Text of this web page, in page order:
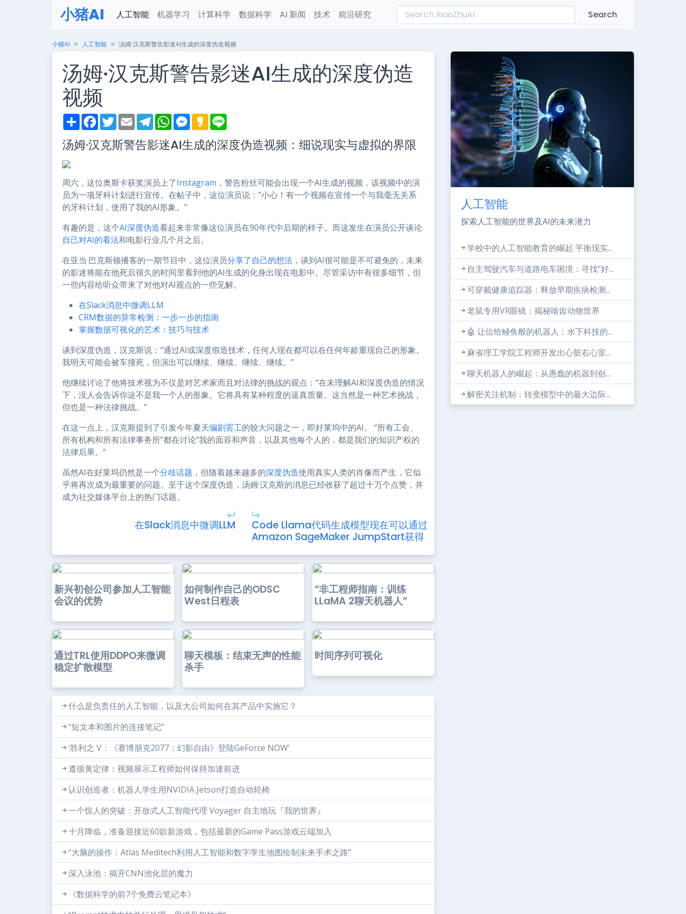
小猪AI 人工智能 机器学习 计算科学 数据科学 AI 新闻 技术 前沿研究 Search
小猪AI 人工智能 汤姆·汉克斯警告影迷AI生成的深度伪造视频
汤姆·汉克斯警告影迷AI生成的深度伪造
视频
S
h
r
e
F
a
e
b
T
w
t
t
E
m
i
T
e
e
g
W
h
t
s
M
e
s
e
r
K
a
a
o
e
汤姆·汉克斯警告影迷AI生成的深度伪造视频：细说现实与虚拟的界限
周六，这位奥斯卡获奖演员上了Instagram ，警告粉丝可能会出现一个AI生成的视频，该视频中的演
员为一项牙科计划进行宣传。在帖子中，这位演员说：“小心！有一个视频在宣传一个与我毫无关系
的牙科计划，使用了我的AI形象。”
有趣的是，这个AI深度伪造看起来非常像这位演员在90年代中后期的样子。而这发生在演员公开谈论
自己对AI的看法和电影行业几个月之后。
在亚当·巴克斯顿播客的一期节目中，这位演员分享了自己的想法 ，谈到AI很可能是不可避免的，未来
的影迷将能在他死后很久的时间里看到他的AI生成的化身出现在电影中。尽管采访中有很多细节，但
一些内容给听众带来了对他对AI观点的一些见解。
在Slack消息中微调LLM
CRM数据的异常检测：一步一步的指南
掌握数据可视化的艺术：技巧与技术
谈到深度伪造，汉克斯说：“通过AI或深度假造技术，任何人现在都可以在任何年龄重现自己的形象。
我明天可能会被车撞死，但演出可以继续、继续、继续、继续。”
他继续讨论了他将技术视为不仅是对艺术家而且对法律的挑战的观点：“在未理解AI和深度伪造的情况
下，没人会告诉你这不是我一个人的形象。它将具有某种程度的逼真质量。这当然是一种艺术挑战，
但也是一种法律挑战。”
在这一点上，汉克斯提到了引发今年夏天编剧罢工的较大问题之一，即好莱坞中的AI。 “所有工会、
所有机构和所有法律事务所”都在讨论“我的面容和声音，以及其他每个人的，都是我们的知识产权的
法律后果。”
虽然AI在好莱坞仍然是一个分歧话题 ，但随着越来越多的深度伪造使用真实人类的肖像而产生，它似
乎将再次成为最重要的问题。至于这个深度伪造，汤姆·汉克斯的消息已经收获了超过十万个点赞，并
成为社交媒体平台上的热门话题。
在Slack消息中微调LLM
Code Llama代码生成模型现在可以通过
Amazon SageMaker JumpStart获得
新兴初创公司参加人工智能
会议的优势
如何制作自己的ODSC
West日程表
“非工程师指南：训练
LLaMA 2聊天机器人”
通过TRL使用DDPO来微调
稳定扩散模型
聊天模板：结束无声的性能
杀手
时间序列可视化
什么是负责任的人工智能，以及大公司如何在其产品中实施它？
“短文本和图片的连接笔记”
‘胜利之 V：《赛博朋克2077：幻影自由》登陆GeForce NOW’
遵循黄定律：视频展示工程师如何保持加速前进
认识创造者：机器人学生用NVIDIA Jetson打造自动轮椅
一个惊人的突破：开放式人工智能代理 Voyager 自主地玩『我的世界』
十月降临，准备迎接近60款新游戏，包括最新的Game Pass游戏云端加入
“大脑的操作：Atlas Meditech利用人工智能和数字孪生地图绘制未来手术之路”
深入泳池：揭开CNN池化层的魔力
《数据科学的前7个免费云笔记本》
人工智能
探索人工智能的世界及AI的未来潜力
学校中的人工智能教育的崛起 平衡现实...
自主驾驶汽车与道路电车困境：寻找“好...
可穿戴健康追踪器：释放早期疾病检测...
老鼠专用VR眼镜：揭秘啮齿动物世界
🤖 让位给鳗鱼般的机器人：水下科技的...
麻省理工学院工程师开发出心脏右心室...
聊天机器人的崛起：从愚蠢的机器到创...
解密关注机制：转变模型中的最大边际...